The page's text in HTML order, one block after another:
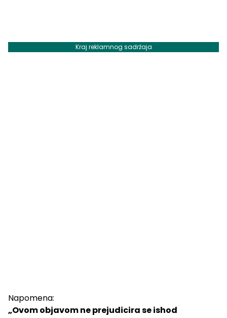
Kraj reklamnog sadržaja
Napomena:
„Ovom objavom ne prejudicira se ishod